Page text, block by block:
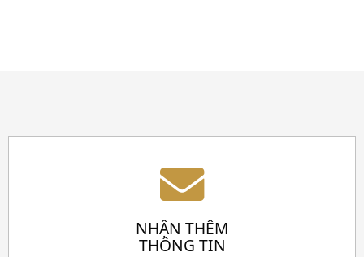
NHẬN THÊM
THÔNG TIN